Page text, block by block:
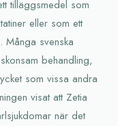
tilläggsmedel som
eller som ett
Många svenska
behandling,
som vissa andra
visat att Zetia
när det